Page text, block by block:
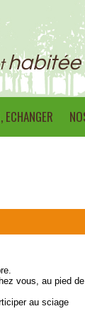
habitée
ECHANGER
vous, au pied de
au sciage